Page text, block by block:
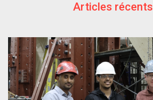
Articles récents